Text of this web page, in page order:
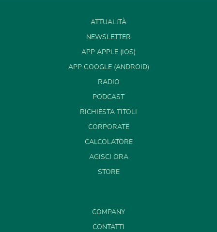
ATTUALITÀ
NEWSLETTER
APP APPLE (IOS)
APP GOOGLE (ANDROID)
RADIO
PODCAST
RICHIESTA TITOLI
CORPORATE
CALCOLATORE
AGISCI ORA
STORE
COMPANY
CONTATTI